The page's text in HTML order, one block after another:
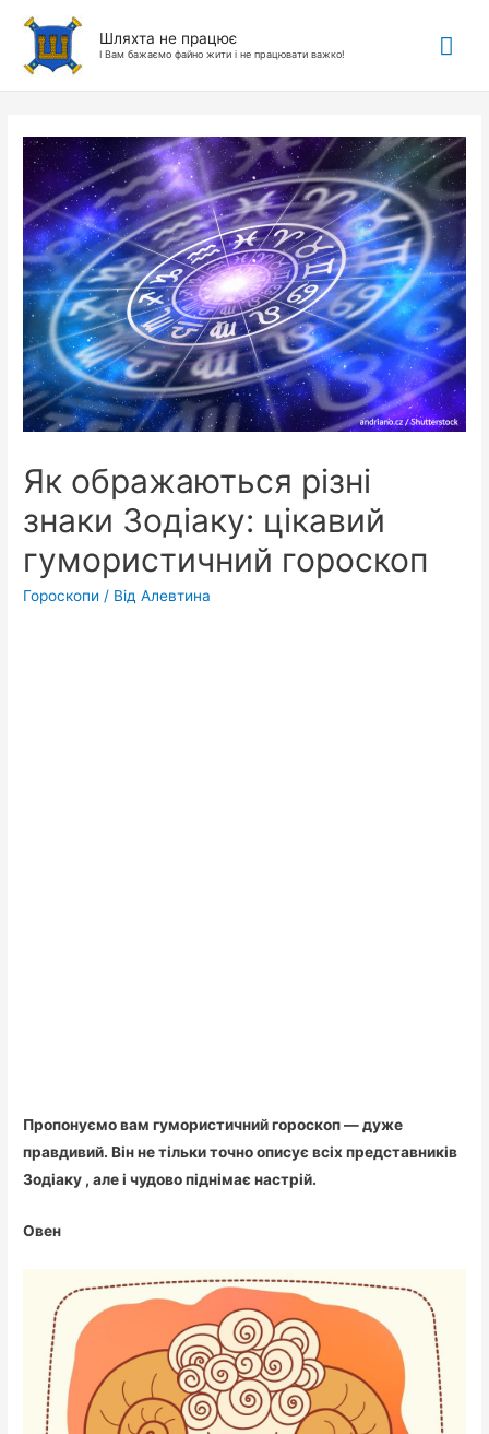
Шляхта не працює
І Вам бажаємо файно жити і не працювати важко!
Як ображаються різні
знаки Зодіаку: цікавий
гумористичний гороскоп
Гороскопи / ВідАлевтина
Пропонуємо вам гумористичний гороскоп — дуже
правдивий. Він не тільки точно описує всіх представників
Зодіаку , але і чудово піднімає настрій.
Овен